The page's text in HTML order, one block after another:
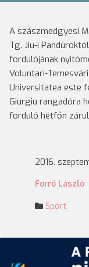
A szászmedgyesi
Tg. Jiu-i
fordulójának
Voluntari-
Universitatea este
Giurgiu rangadóra
forduló hétfőn
2016.
Forró László
Sport